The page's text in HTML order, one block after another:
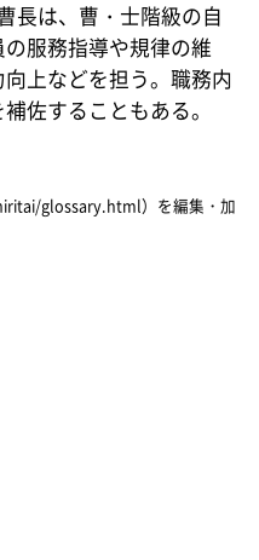
長は、曹・士階級の自
服務指導や規律の維
上などを担う。職務内
佐することもある。
glossary.html）を編集・加